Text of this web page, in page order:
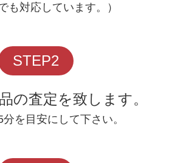
も対応しています。）
STEP2
の査定を致します。
を目安にして下さい。